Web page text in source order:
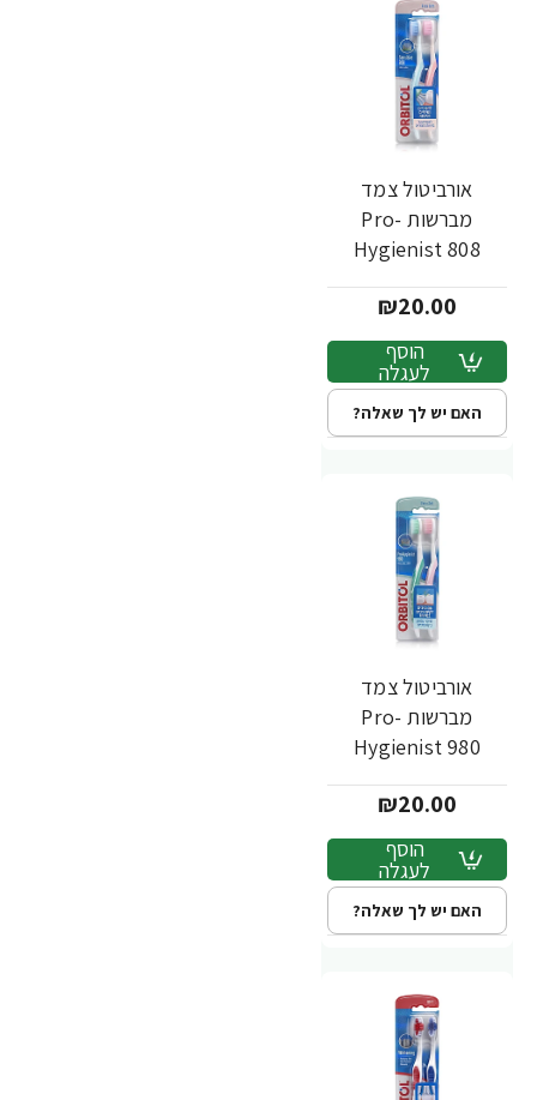
אורביטול צמד
מברשות Pro-
Hygienist 808
יחידות
₪20.00
הוסף
לעגלה
האם יש לך שאלה?
אורביטול צמד
מברשות Pro-
Hygienist 980
יחידות
₪20.00
הוסף
לעגלה
האם יש לך שאלה?